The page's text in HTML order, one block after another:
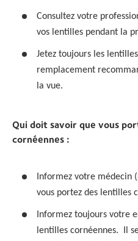
Consultez votre
vos lentilles pendant la
Jetez toujours les
remplacement
la vue.
Qui doit savoir que vous
cornéennes :
Informez votre médecin
vous portez des lentilles
Informez toujours votre
lentilles cornéennes. Il